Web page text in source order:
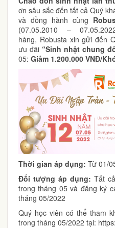
ơn sâu sắc đến tất cả Quý
và đồng hành cùng
(07.05.2010 –
hàng, Robusta xin gửi đến
ưu đãi “Sinh nhật chung
05: Giảm 1.200.000 VNĐ/
Thời gian áp dụng: Từ 01/
Đối tượng áp dụng: Tất
trong tháng 05 và đăng ký
tháng 05/2022
Quý học viên có thể tham
trong tháng 05/2022 tại: